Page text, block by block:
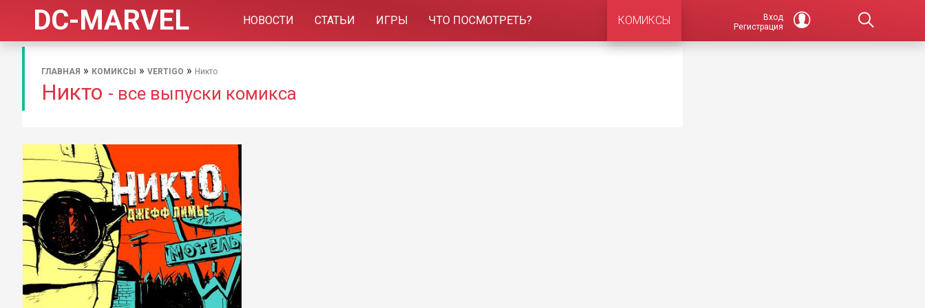
DC-MARVEL НОВОСТИ СТАТЬИ ИГРЫ ЧТО ПОСМОТРЕТЬ? КОМИКСЫ
Вход
Регистрация
ГЛАВНАЯ » КОМИКСЫ » VERTIGO » Никто
Никто - все выпуски комикса